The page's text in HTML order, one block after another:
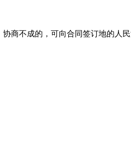
商不成的，可向合同签订地的人民